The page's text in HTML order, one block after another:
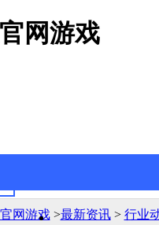
网游戏
网游戏>最新资讯> 行业